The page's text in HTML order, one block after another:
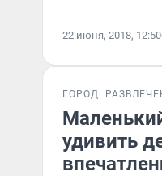
22 июня, 2018, 12:50
ГОРОД
удивить